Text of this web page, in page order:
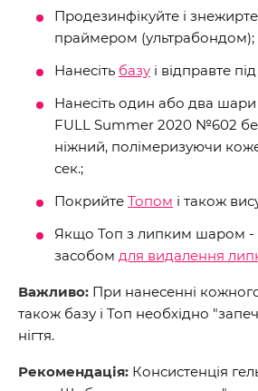
Продезинфікуйте і
праймером (ультрабондом);
Нанесіть базу і відправте
Нанесіть один або два
FULL Summer 2020 №602
ніжний, полімеризуючи
сек.;
Покрийте Топом і також
Якщо Топ з липким шаром -
засобом для видалення
Важливо: При нанесенні
також базу і Топ необхідно
нігтя.
Рекомендація: Консистенція